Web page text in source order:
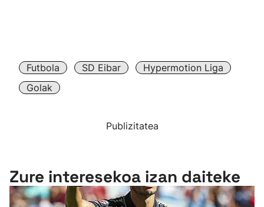
Futbola SD Eibar
Hypermotion Liga
Golak
Publizitatea
Zure interesekoa izan daiteke